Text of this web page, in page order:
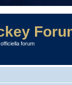
forum